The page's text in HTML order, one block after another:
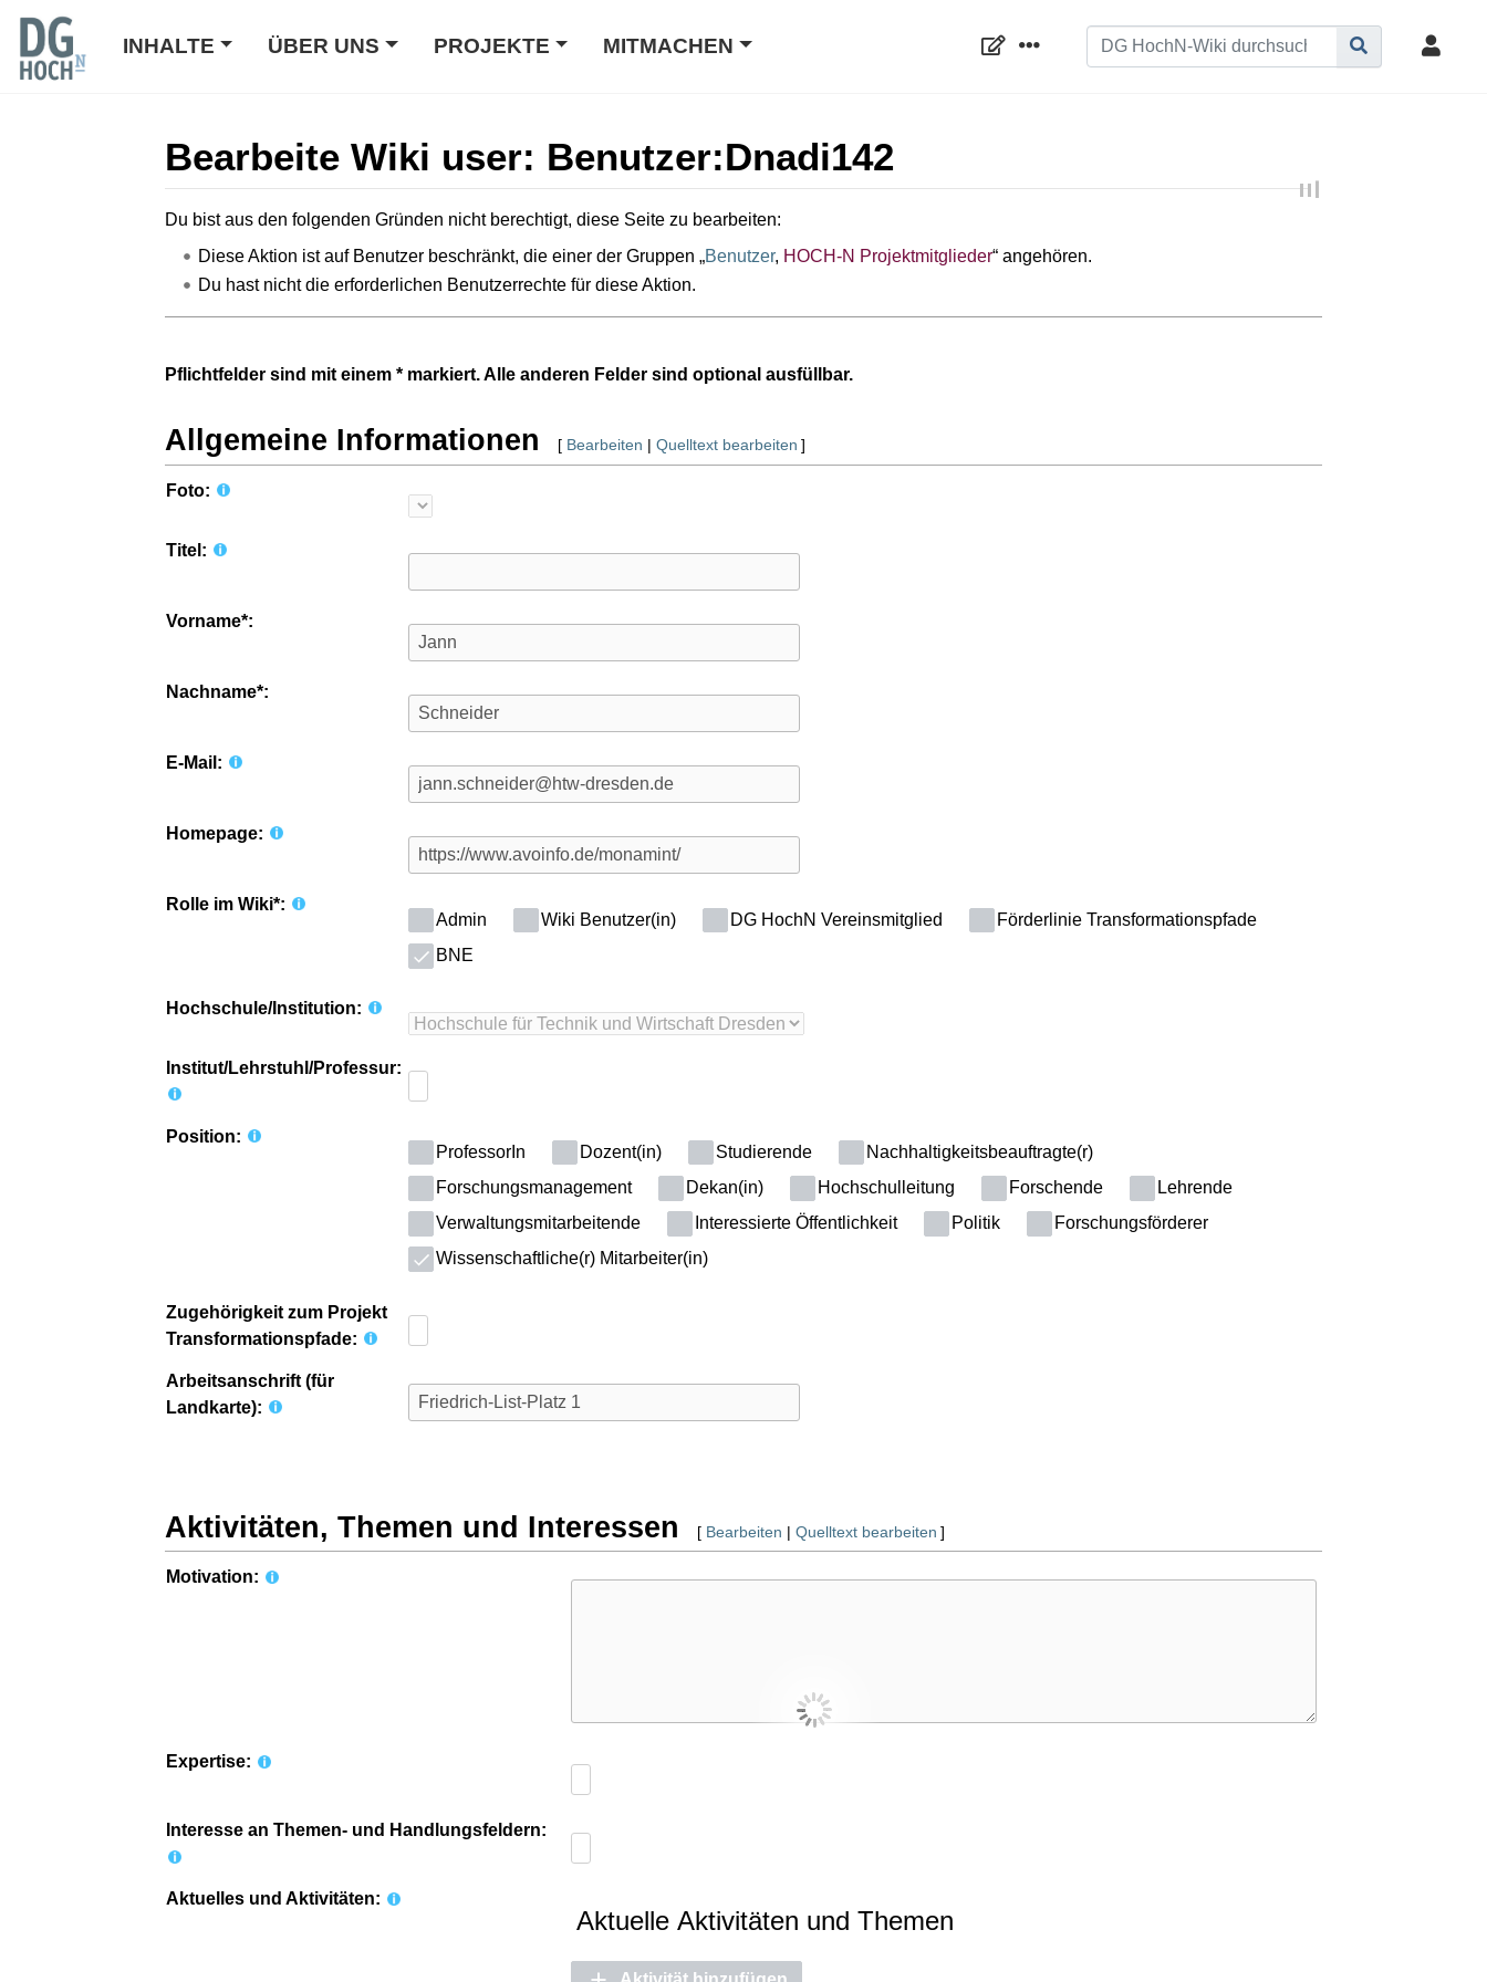
INHALTE ÜBER UNS PROJEKTE MITMACHEN
Bearbeite Wiki user: Benutzer:Dnadi142
Wechseln zu:Navigation,Suche
Du bist aus den folgenden Gründen nicht berechtigt, diese Seite zu bearbeiten:
Diese Aktion ist auf Benutzer beschränkt, die einer der Gruppen „Benutzer, HOCH-N Projektmitglieder“ angehören.
Du hast nicht die erforderlichen Benutzerrechte für diese Aktion.
Pflichtfelder sind mit einem * markiert. Alle anderen Felder sind optional ausfüllbar.
Allgemeine Informationen [ Bearbeiten | Quelltext bearbeiten ]
Foto:
Titel:
Vorname*:
Nachname*:
E-Mail:
Homepage:
Rolle im Wiki*:
Admin
Wiki Benutzer(in) DG HochN Vereinsmitglied
Förderlinie Transformationspfade
BNE
Hochschule/Institution:
Institut/Lehrstuhl/Professur:
Position:
ProfessorIn
Dozent(in) Studierende
Nachhaltigkeitsbeauftragte(r)
Forschungsmanagement
Dekan(in) Hochschulleitung Forschende
Lehrende
Verwaltungsmitarbeitende
Interessierte Öffentlichkeit Politik
Forschungsförderer
Wissenschaftliche(r) Mitarbeiter(in)
Zugehörigkeit zum Projekt
Transformationspfade:
Arbeitsanschrift (für
Landkarte):
Aktivitäten, Themen und Interessen [ Bearbeiten | Quelltext bearbeiten ]
Motivation:
Expertise:
Interesse an Themen- und Handlungsfeldern:
Aktuelles und Aktivitäten:
Aktuelle Aktivitäten und Themen